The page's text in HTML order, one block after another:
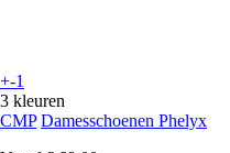
+-1
3 kleuren
CMP Damesschoenen Phelyx